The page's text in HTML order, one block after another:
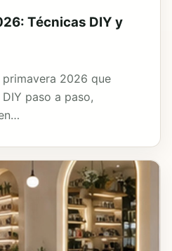
Técnicas DIY y
2026 que
paso a paso,